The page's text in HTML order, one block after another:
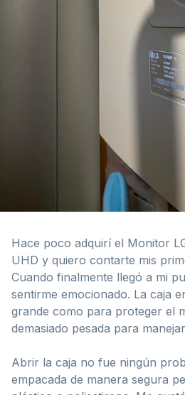
Hace poco adquirí el Monitor
UHD y quiero contarte mis
Cuando finalmente llegó a mi
sentirme emocionado. La caja
grande como para proteger el
demasiado pesada para
Abrir la caja no fue ningún
empacada de manera segura